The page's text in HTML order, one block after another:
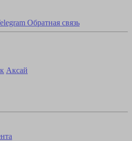
Обратная связь
Аксай